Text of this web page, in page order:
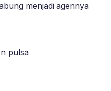
menjadi agennya
pulsa